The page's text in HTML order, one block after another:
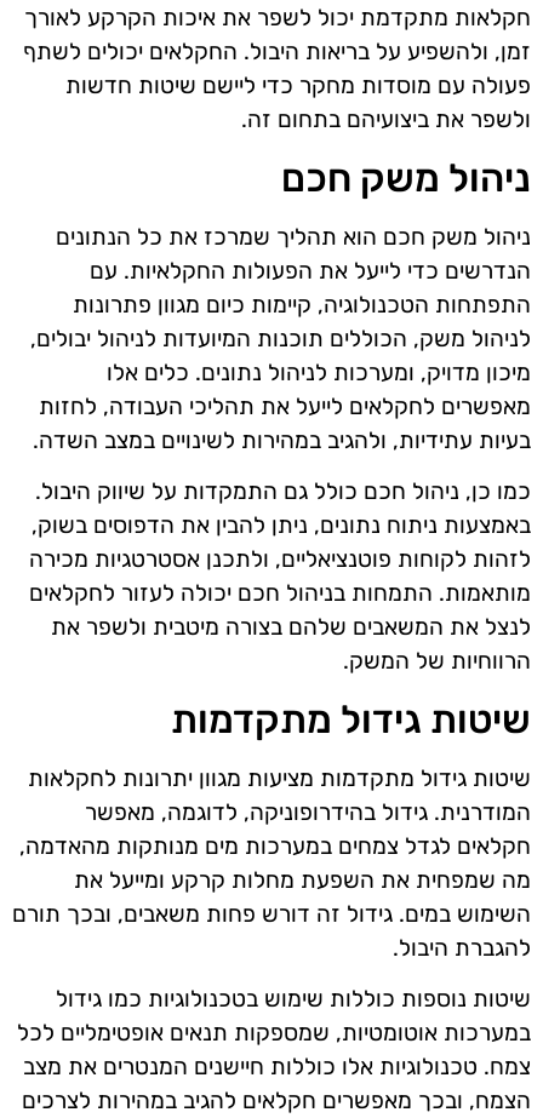
חקלאות מתקדמת יכול לשפר את איכות הקרקע לאורך
זמן, ולהשפיע על בריאות היבול. החקלאים יכולים לשתף
פעולה עם מוסדות מחקר כדי ליישם שיטות חדשות
ולשפר את ביצועיהם בתחום זה.
ניהול משק חכם
ניהול משק חכם הוא תהליך שמרכז את כל הנתונים
הנדרשים כדי לייעל את הפעולות החקלאיות. עם
התפתחות הטכנולוגיה, קיימות כיום מגוון פתרונות
לניהול משק, הכוללים תוכנות המיועדות לניהול יבולים,
מיכון מדויק, ומערכות לניהול נתונים. כלים אלו
מאפשרים לחקלאים לייעל את תהליכי העבודה, לחזות
בעיות עתידיות, ולהגיב במהירות לשינויים במצב השדה.
כמו כן, ניהול חכם כולל גם התמקדות על שיווק היבול.
באמצעות ניתוח נתונים, ניתן להבין את הדפוסים בשוק,
לזהות לקוחות פוטנציאליים, ולתכנן אסטרטגיות מכירה
מותאמות. התמחות בניהול חכם יכולה לעזור לחקלאים
לנצל את המשאבים שלהם בצורה מיטבית ולשפר את
הרווחיות של המשק.
שיטות גידול מתקדמות
שיטות גידול מתקדמות מציעות מגוון יתרונות לחקלאות
המודרנית. גידול בהידרופוניקה, לדוגמה, מאפשר
חקלאים לגדל צמחים במערכות מים מנותקות מהאדמה,
מה שמפחית את השפעת מחלות קרקע ומייעל את
השימוש במים. גידול זה דורש פחות משאבים, ובכך תורם
להגברת היבול.
שיטות נוספות כוללות שימוש בטכנולוגיות כמו גידול
במערכות אוטומטיות, שמספקות תנאים אופטימליים לכל
צמח. טכנולוגיות אלו כוללות חיישנים המנטרים את מצב
הצמח, ובכך מאפשרים חקלאים להגיב במהירות לצרכים